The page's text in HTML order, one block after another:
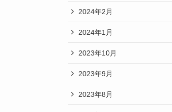
2024年2月
2024年1月
2023年10月
2023年9月
2023年8月